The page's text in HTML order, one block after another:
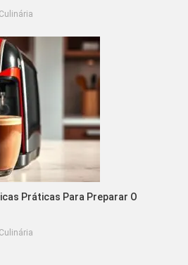
Práticas Para Preparar O